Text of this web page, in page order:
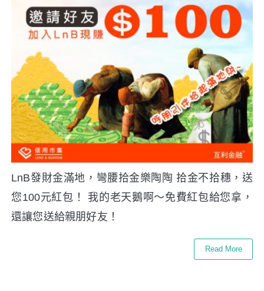
LnB發財金滿地，彎腰拾金樂陶陶 拾金不拾穗，送
您100元紅包！ 我的老天鵝啊～免費紅包給您拿，
還讓您送給親朋好友！
Read More